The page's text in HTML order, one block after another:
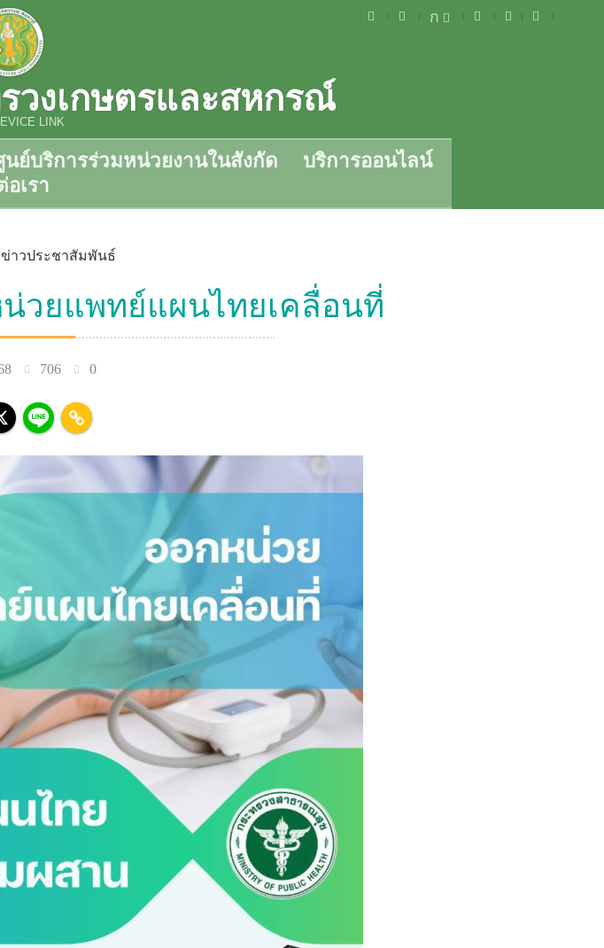
ก
วงเกษตรและสหกรณ์
LINK
นย์บริการร่วมหน่วยงานในสังกัด
บริการออนไลน์
เรา
ข่าวประชาสัมพันธ์
วยแพทย์แผนไทยเคลื่อนที่
706 0